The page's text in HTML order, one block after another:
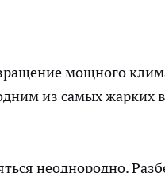
мощного
из самых
неоднородно.